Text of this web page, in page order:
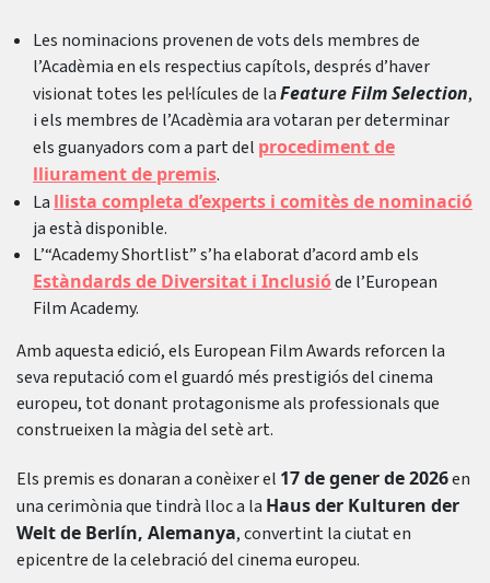
Les nominacions provenen de vots dels membres de
l’Acadèmia en els respectius capítols, després d’haver
visionat totes les pel·lícules de laFeature Film Selection,
i els membres de l’Acadèmia ara votaran per determinar
els guanyadors com a part del procediment de
lliurament de premis.
La llista completa d’experts i comitès de nominació
ja està disponible.
L’“Academy Shortlist” s’ha elaborat d’acord amb els
Estàndards de Diversitat i Inclusióde l’European
Film Academy.
Amb aquesta edició, els European Film Awards reforcen la
seva reputació com el guardó més prestigiós del cinema
europeu, tot donant protagonisme als professionals que
construeixen la màgia del setè art.
Els premis es donaran a conèixer el 17 de gener de 2026en
una cerimònia que tindrà lloc a la Haus der Kulturen der
Welt de Berlín, Alemanya, convertint la ciutat en
epicentre de la celebració del cinema europeu.